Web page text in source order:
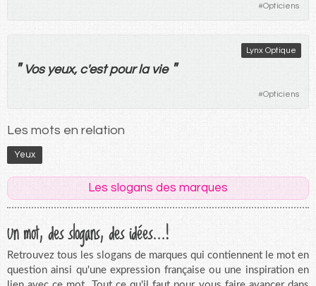
#Opticiens
Lynx Optique
" Vos yeux, c'est pour la vie "
#Opticiens
Les mots en relation
Yeux
Les slogans des marques
Un mot, des slogans, des idées...!
Retrouvez tous les slogans de marques qui contiennent le mot en
question ainsi qu'une expression française ou une inspiration en